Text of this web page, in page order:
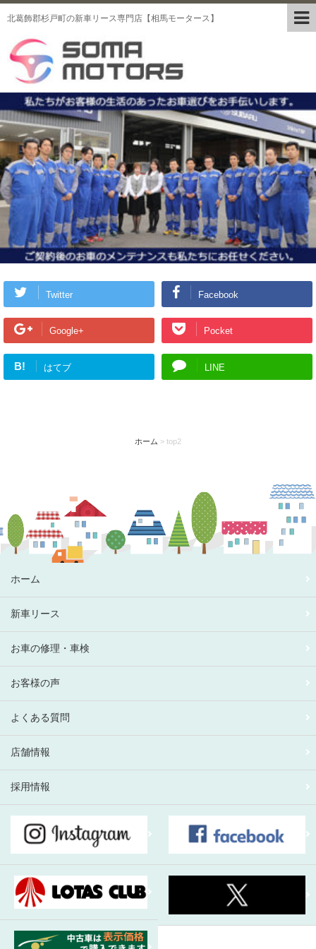
北葛飾郡杉戸町の新車リース専門店【相馬モータース】
Twitter Facebook
Google+ Pocket
B! はてブ LINE
ホーム > top2
ホーム
新車リース
お車の修理・車検
お客様の声
よくある質問
店舗情報
採用情報